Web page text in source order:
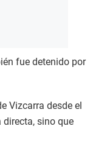
fue detenido por
Vizcarra desde el
sino que